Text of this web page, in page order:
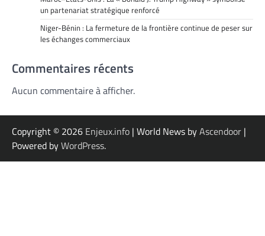
un partenariat stratégique renforcé
Niger-Bénin : La fermeture de la frontière continue de peser sur
les échanges commerciaux
Commentaires récents
Aucun commentaire à afficher.
Copyright © 2026 Enjeux.info | World News byAscendoor |
Powered byWordPress.